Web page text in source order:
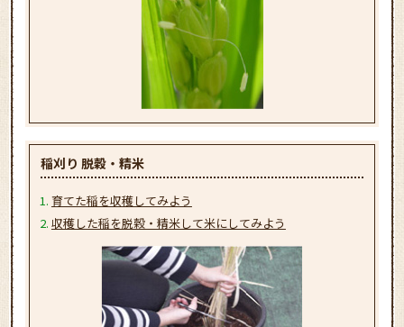
稲刈り 脱穀・精米
育てた稲を収穫してみよう
収穫した稲を脱穀・精米して米にしてみよう